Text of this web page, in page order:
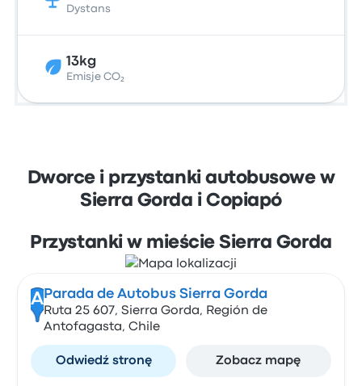
Dystans
13kg
Emisje CO₂
Dworce i przystanki autobusowe w
Sierra Gorda i Copiapó
Przystanki w mieście Sierra Gorda
A Parada de Autobus Sierra Gorda
Ruta 25 607, Sierra Gorda, Región de
Antofagasta, Chile
Odwiedź stronę Zobacz mapę